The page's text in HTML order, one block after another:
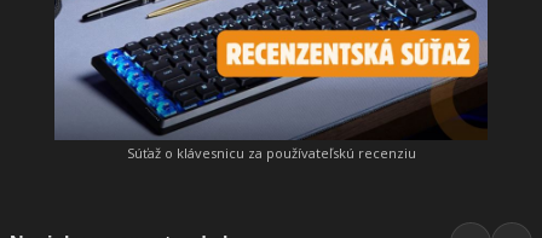
Súťaž o klávesnicu za používateľskú recenziu